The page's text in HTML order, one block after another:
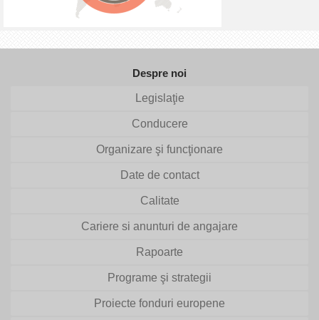
Despre noi
Legislaţie
Conducere
Organizare şi funcţionare
Date de contact
Calitate
Cariere si anunturi de angajare
Rapoarte
Programe şi strategii
Proiecte fonduri europene